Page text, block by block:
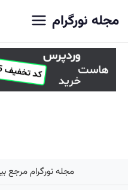
مجله نورگرام
مجله نورگرام مرجع